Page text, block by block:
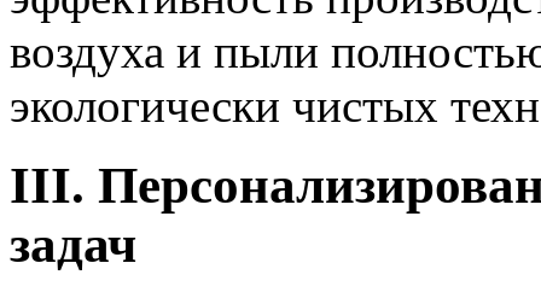
воздуха и пыли
экологически чистых
III.
задач